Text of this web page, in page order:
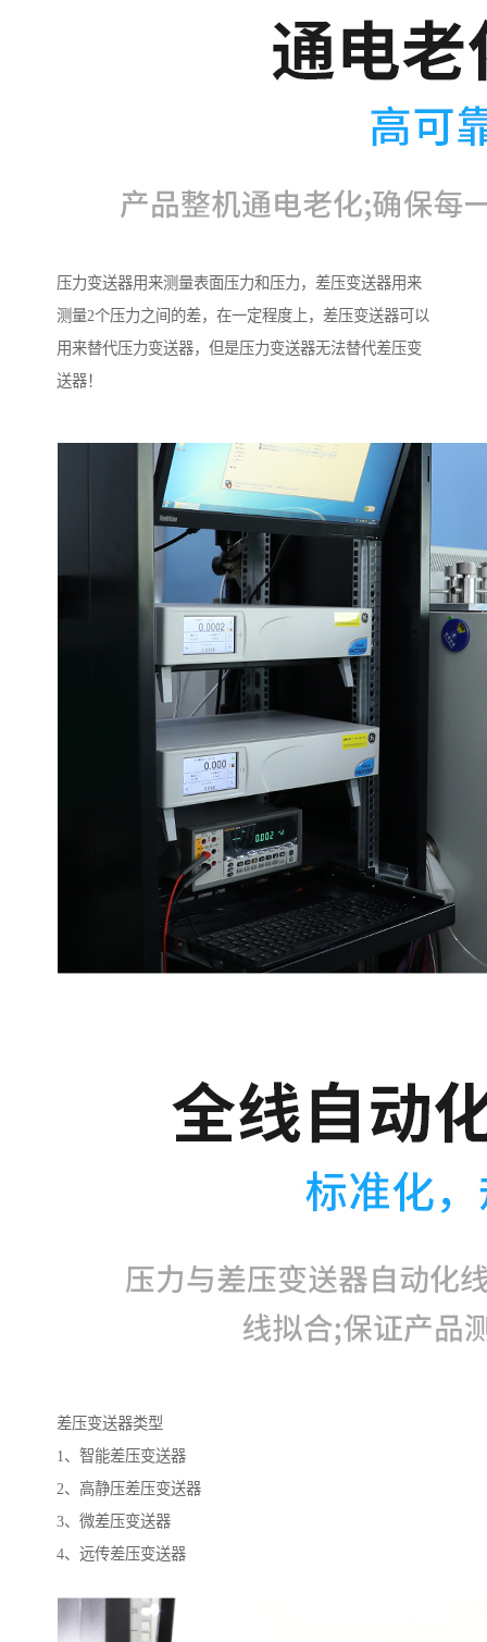
压力变送器用来测量表面压力和压力，差压变送器用来
测量2个压力之间的差，在一定程度上，差压变送器可以
用来替代压力变送器，但是压力变送器无法替代差压变
送器！
差压变送器类型
1、智能差压变送器
2、高静压差压变送器
3、微差压变送器
4、远传差压变送器